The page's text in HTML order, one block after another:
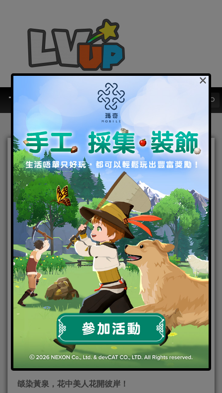
黃泉孤寂《決戰！平安京》
彼岸花現身，犬神、青行燈
限時二周新特典造型華麗登
場！
2018-06-25|Android,IOS,手機遊戲,焦點新聞
決戰！平
安京
《決戰！平安京》新一波的更新又來了！這次即將登
場的是美麗的御姐式神彼岸花（巫），將舞動來自黃
泉的花海，決勝平安京戰場！另外更新後，犬神與青
行燈的新造型也將限時登場！各位玩家請一定要把握
燄染黃泉，花中美人花開彼岸！
×